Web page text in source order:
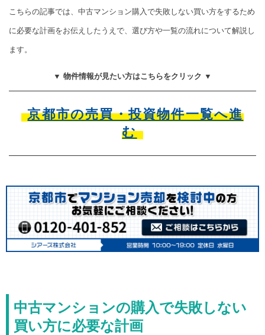
こちらの記事では、中古マンション購入で失敗しない買い方をするため
に必要な計画をお伝えしたうえで、選び方や一覧の流れについて解説し
ます。
▼ 物件情報が見たい方はこちらをクリック ▼
京都市の売買・投資物件一覧へ進
む
中古マンションの購入で失敗しない
買い方に必要な計画